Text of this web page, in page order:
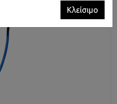
Κλείσιμο